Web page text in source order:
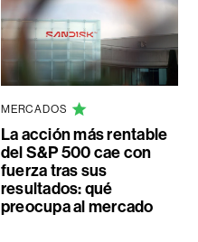
MERCADOS
La acción más rentable
del S&P 500 cae con
fuerza tras sus
resultados: qué
preocupa al mercado